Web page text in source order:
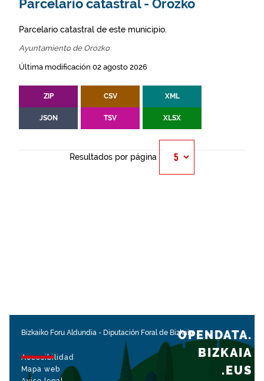
Parcelario catastral - Orozko
Parcelario catastral de este municipio.
Ayuntamiento de Orozko
Última modificación 02 agosto 2026
ZIP CSV XML
JSON TSV XLSX
Resultados por página
Bizkaiko Foru Aldundia - Diputación Foral de Bizkaia
Accesibilidad
Mapa web
OPENDATA.
BIZKAIA
.EUS